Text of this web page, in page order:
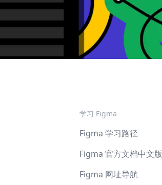
学习 Figma
Figma 学习路径
Figma 官方文档中文版
Figma 网址导航